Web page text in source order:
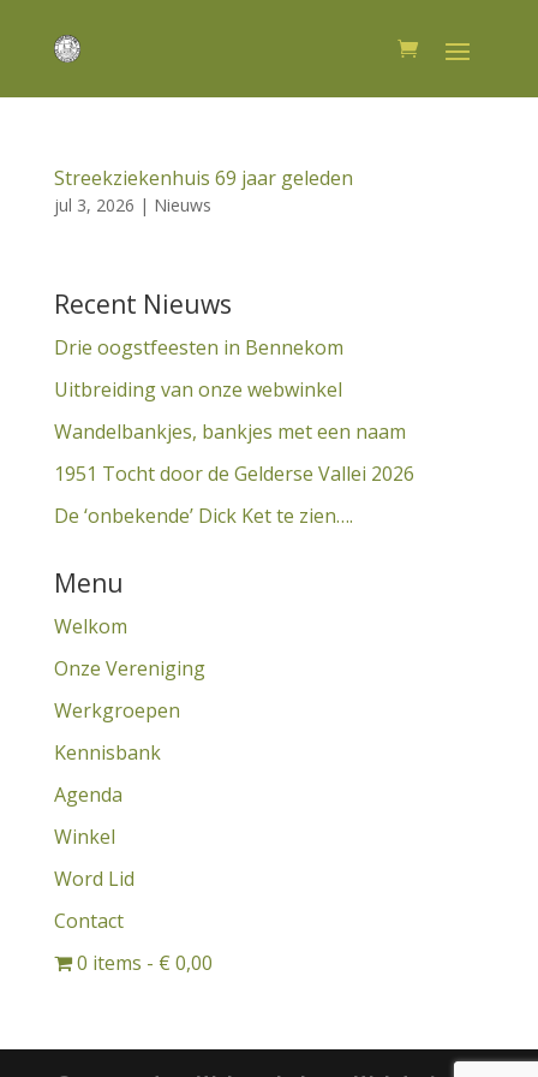
Streekziekenhuis 69 jaar geleden
jul 3, 2026 | Nieuws
Recent Nieuws
Drie oogstfeesten in Bennekom
Uitbreiding van onze webwinkel
Wandelbankjes, bankjes met een naam
1951 Tocht door de Gelderse Vallei 2026
De ‘onbekende’ Dick Ket te zien….
Menu
Welkom
Onze Vereniging
Werkgroepen
Kennisbank
Agenda
Winkel
Word Lid
Contact
0 items
€ 0,00